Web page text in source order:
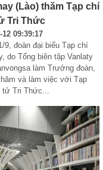
(Lào) thăm Tạp chí
Tri Thức
12 09:39:17
9, đoàn đại biểu Tạp chí
do Tổng biên tập Vanlaty
làm Trưởng đoàn,
và làm việc với Tạp
Tri Thức...